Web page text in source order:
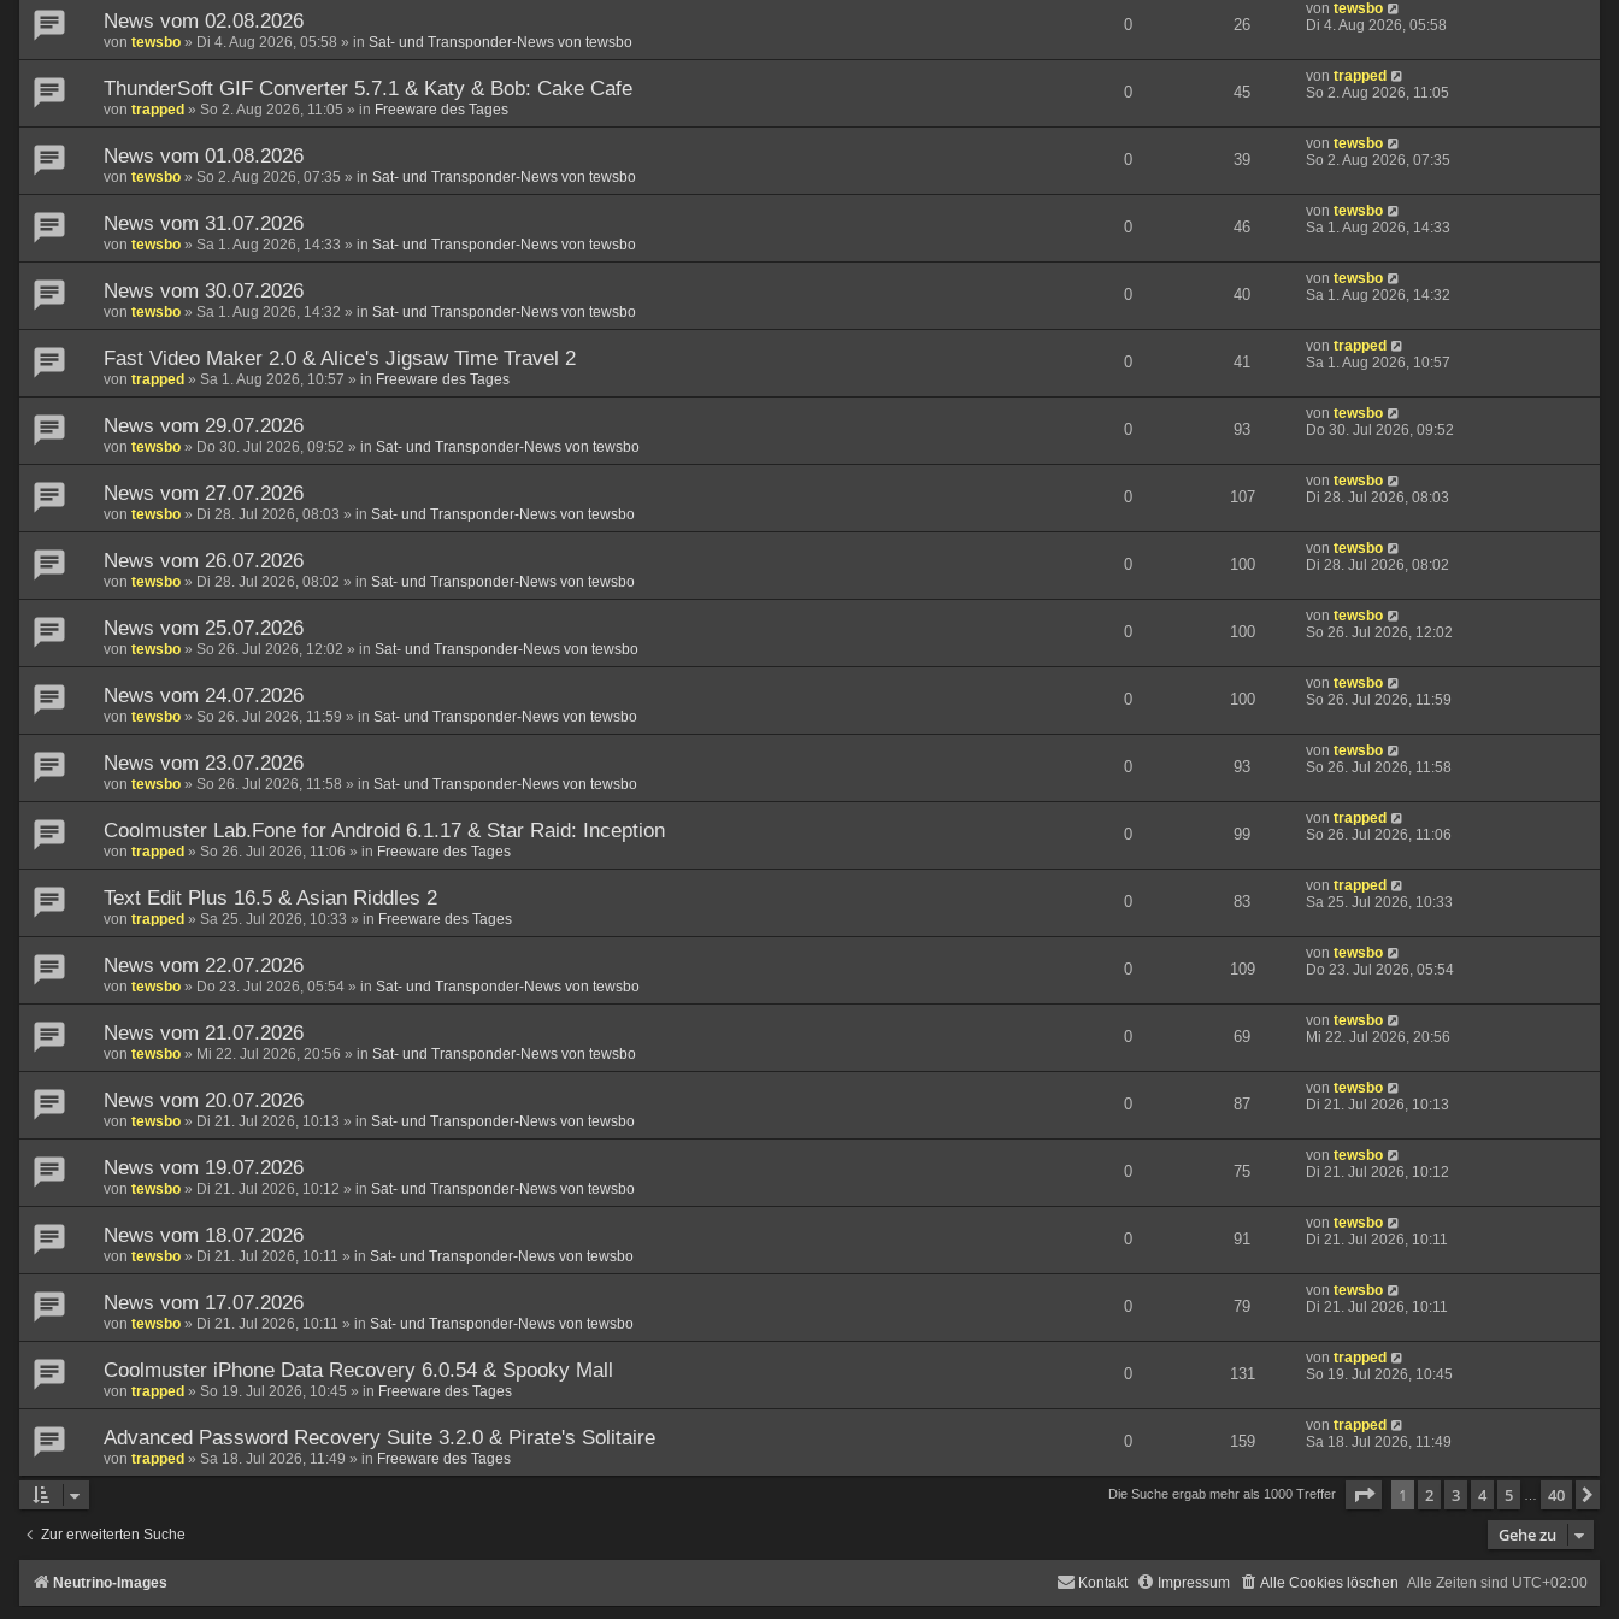
News vom 02.08.2026
von tewsbo » Di 4. Aug 2026, 05:58 » in Sat- und Transponder-News von tewsbo
0 26
von tewsbo
Di 4. Aug 2026, 05:58
ThunderSoft GIF Converter 5.7.1 & Katy & Bob: Cake Cafe
von trapped » So 2. Aug 2026, 11:05 » in Freeware des Tages
0 45
von trapped
So 2. Aug 2026, 11:05
News vom 01.08.2026
von tewsbo » So 2. Aug 2026, 07:35 » in Sat- und Transponder-News von tewsbo
0 39
von tewsbo
So 2. Aug 2026, 07:35
News vom 31.07.2026
von tewsbo » Sa 1. Aug 2026, 14:33 » in Sat- und Transponder-News von tewsbo
0 46
von tewsbo
Sa 1. Aug 2026, 14:33
News vom 30.07.2026
von tewsbo » Sa 1. Aug 2026, 14:32 » in Sat- und Transponder-News von tewsbo
0 40
von tewsbo
Sa 1. Aug 2026, 14:32
Fast Video Maker 2.0 & Alice's Jigsaw Time Travel 2
von trapped » Sa 1. Aug 2026, 10:57 » in Freeware des Tages
0 41
von trapped
Sa 1. Aug 2026, 10:57
News vom 29.07.2026
von tewsbo » Do 30. Jul 2026, 09:52 » in Sat- und Transponder-News von tewsbo
0 93
von tewsbo
Do 30. Jul 2026, 09:52
News vom 27.07.2026
von tewsbo » Di 28. Jul 2026, 08:03 » in Sat- und Transponder-News von tewsbo
0 107
von tewsbo
Di 28. Jul 2026, 08:03
News vom 26.07.2026
von tewsbo » Di 28. Jul 2026, 08:02 » in Sat- und Transponder-News von tewsbo
0 100
von tewsbo
Di 28. Jul 2026, 08:02
News vom 25.07.2026
von tewsbo » So 26. Jul 2026, 12:02 » in Sat- und Transponder-News von tewsbo
0 100
von tewsbo
So 26. Jul 2026, 12:02
News vom 24.07.2026
von tewsbo » So 26. Jul 2026, 11:59 » in Sat- und Transponder-News von tewsbo
0 100
von tewsbo
So 26. Jul 2026, 11:59
News vom 23.07.2026
von tewsbo » So 26. Jul 2026, 11:58 » in Sat- und Transponder-News von tewsbo
0 93
von tewsbo
So 26. Jul 2026, 11:58
Coolmuster Lab.Fone for Android 6.1.17 & Star Raid: Inception
von trapped » So 26. Jul 2026, 11:06 » in Freeware des Tages
0 99
von trapped
So 26. Jul 2026, 11:06
Text Edit Plus 16.5 & Asian Riddles 2
von trapped » Sa 25. Jul 2026, 10:33 » in Freeware des Tages
0 83
von trapped
Sa 25. Jul 2026, 10:33
News vom 22.07.2026
von tewsbo » Do 23. Jul 2026, 05:54 » in Sat- und Transponder-News von tewsbo
0 109
von tewsbo
Do 23. Jul 2026, 05:54
News vom 21.07.2026
von tewsbo » Mi 22. Jul 2026, 20:56 » in Sat- und Transponder-News von tewsbo
0 69
von tewsbo
Mi 22. Jul 2026, 20:56
News vom 20.07.2026
von tewsbo » Di 21. Jul 2026, 10:13 » in Sat- und Transponder-News von tewsbo
0 87
von tewsbo
Di 21. Jul 2026, 10:13
News vom 19.07.2026
von tewsbo » Di 21. Jul 2026, 10:12 » in Sat- und Transponder-News von tewsbo
0 75
von tewsbo
Di 21. Jul 2026, 10:12
News vom 18.07.2026
von tewsbo » Di 21. Jul 2026, 10:11 » in Sat- und Transponder-News von tewsbo
0 91
von tewsbo
Di 21. Jul 2026, 10:11
News vom 17.07.2026
von tewsbo » Di 21. Jul 2026, 10:11 » in Sat- und Transponder-News von tewsbo
0 79
von tewsbo
Di 21. Jul 2026, 10:11
Coolmuster iPhone Data Recovery 6.0.54 & Spooky Mall
von trapped » So 19. Jul 2026, 10:45 » in Freeware des Tages
0 131
von trapped
So 19. Jul 2026, 10:45
Advanced Password Recovery Suite 3.2.0 & Pirate's Solitaire
von trapped » Sa 18. Jul 2026, 11:49 » in Freeware des Tages
0 159
von trapped
Sa 18. Jul 2026, 11:49
Die Suche ergab mehr als 1000 Treffer Seite von40
1 2 3 4 5 40
Zur erweiterten Suche Gehe zu
Neutrino-Images Alle Zeiten sind UTC+02:00
Alle Cookies löschen
Impressum
Kontakt